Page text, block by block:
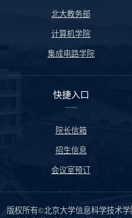
北大教务部
计算机学院
集成电路学院
快捷入口
院长信箱
招生信息
会议室预订
版权所有©北京大学信息科学技术